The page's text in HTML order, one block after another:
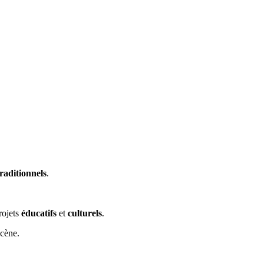
.
éducatifs etculturels.